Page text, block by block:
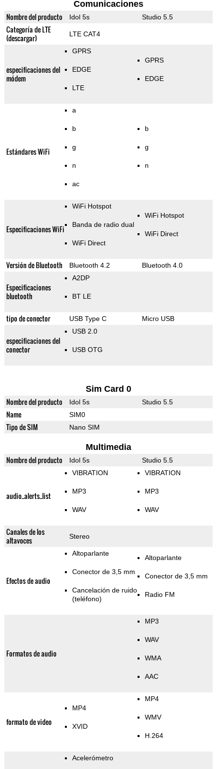
Comunicaciones
Nombre del producto Idol 5s Studio 5.5
Categoría de LTE
(descargar)
LTE CAT4
especificaciones del
módem
GPRS
EDGE
LTE
GPRS
EDGE
Estándares WiFi
a
b
g
n
ac
b
g
n
Especificaciones WiFi
WiFi Hotspot
Banda de radio dual
WiFi Direct
WiFi Hotspot
WiFi Direct
Versión de Bluetooth Bluetooth 4.2 Bluetooth 4.0
Especificaciones
bluetooth
A2DP
BT LE
tipo de conector USB Type C Micro USB
especificaciones del
conector
USB 2.0
USB OTG
Sim Card 0
Nombre del producto Idol 5s Studio 5.5
Name SIM0
Tipo de SIM Nano SIM
Multimedia
Nombre del producto Idol 5s Studio 5.5
audio_alerts_list
VIBRATION
MP3
WAV
VIBRATION
MP3
WAV
Canales de los
altavoces
Stereo
Efectos de audio
Altoparlante
Conector de 3,5 mm
Cancelación de ruido
(teléfono)
Altoparlante
Conector de 3,5 mm
Radio FM
Formatos de audio
MP3
WAV
WMA
AAC
formato de video
MP4
XVID
MP4
WMV
H.264
Acelerómetro